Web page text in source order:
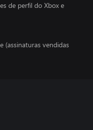
de perfil do Xbox e
(assinaturas vendidas